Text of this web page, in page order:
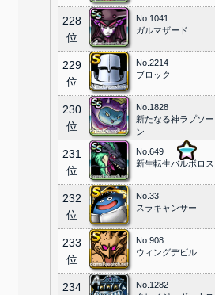
228
位
No.1041
ガルマザード
229
位
No.2214
ブロック
230
位
No.1828
新たなる神ラプソー
ン
231
位
No.649
新生転生バルボロス
232
位
No.33
スラキャンサー
233
位
No.908
ウィングデビル
234
No.1282